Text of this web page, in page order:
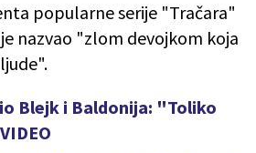
popularne serije "Tračara"
nazvao "zlom devojkom koja
Blejk i Baldonija: "Toliko